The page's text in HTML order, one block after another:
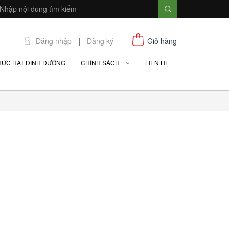
Đăng nhập | Đăng ký Giỏ hàng
HẠT DINH DƯỠNG CHÍNH SÁCH LIÊN HỆ